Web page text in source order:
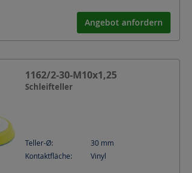
Angebot anfordern
1162/2-30-M10x1,25
Schleifteller
Teller-Ø: 30 mm
Kontaktfläche:
Vinyl